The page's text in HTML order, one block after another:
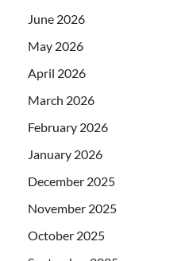
June 2026
May 2026
April 2026
March 2026
February 2026
January 2026
December 2025
November 2025
October 2025